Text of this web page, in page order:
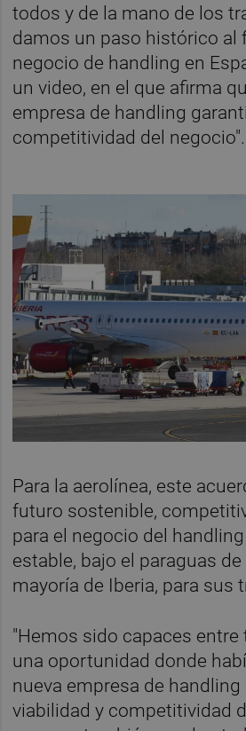
todos y de la mano de los
damos un paso histórico al
negocio de handling en
un video, en el que afirma
empresa de handling
competitividad del negocio".
Para la aerolínea, este
futuro sostenible,
para el negocio del
estable, bajo el paraguas de
mayoría de Iberia, para sus
"Hemos sido capaces entre
una oportunidad donde
nueva empresa de handling
viabilidad y competitividad